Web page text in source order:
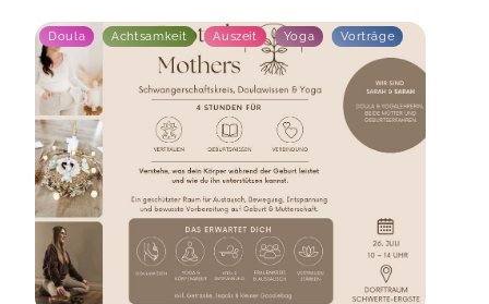
Doula Achtsamkeit Auszeit Yoga Vorträge